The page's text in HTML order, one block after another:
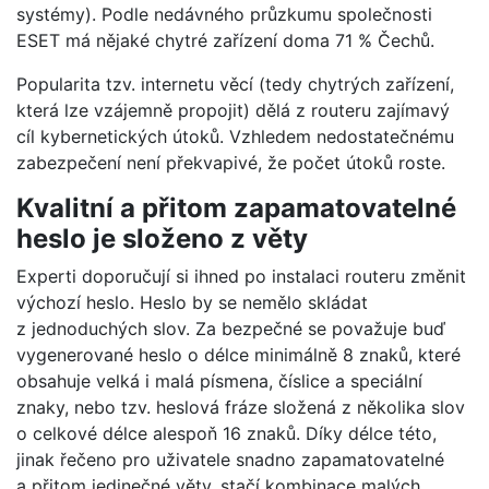
systémy). Podle nedávného průzkumu společnosti
ESET má nějaké chytré zařízení doma 71 % Čechů.
Popularita tzv. internetu věcí (tedy chytrých zařízení,
která lze vzájemně propojit) dělá z routeru zajímavý
cíl kybernetických útoků. Vzhledem nedostatečnému
zabezpečení není překvapivé, že počet útoků roste.
Kvalitní a přitom zapamatovatelné
heslo je složeno z věty
Experti doporučují si ihned po instalaci routeru změnit
výchozí heslo. Heslo by se nemělo skládat
z jednoduchých slov. Za bezpečné se považuje buď
vygenerované heslo o délce minimálně 8 znaků, které
obsahuje velká i malá písmena, číslice a speciální
znaky, nebo tzv. heslová fráze složená z několika slov
o celkové délce alespoň 16 znaků. Díky délce této,
jinak řečeno pro uživatele snadno zapamatovatelné